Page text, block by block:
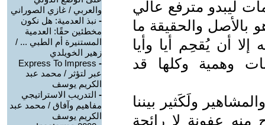
ليبدو مترفع عالي
بالأصل والحقيقة ما
أن يُقحِم أيا وأيا
وهمية وكلها قد
ولَكَثير بيننا
منه عفونة لا رائحة
والعربي / غازي الصوراني
- نبذ العدمية: هل نكون
مخطئين حقًا: العدمية
المستنيرة أم الطبي ... /
زهير الخويلدي
-
Express To Impress
عبر لتؤثر / محمد عبد
الكريم يوسف
- التدريب الاستراتيجي
مفاهيم وآفاق / محمد عبد
الكريم يوسف